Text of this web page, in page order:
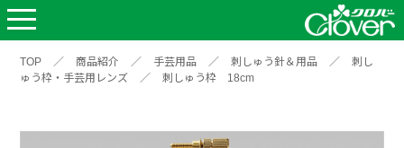
TOP ／ 商品紹介 ／ 手芸用品 ／ 刺しゅう針＆用品 ／
刺し
ゅう枠・手芸用レンズ
／ 刺しゅう枠 18cm